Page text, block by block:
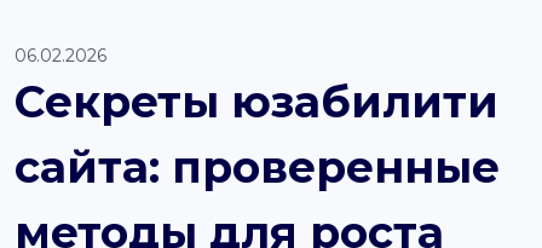
Сайты
Интернет-магазины
Блоки
06.02.2026
Секреты юзабилити
сайта: проверенные
методы для роста